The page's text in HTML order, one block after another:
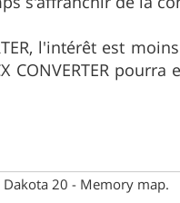
l'intérêt est
CONVERTER
Dakota 20 - Memory map.